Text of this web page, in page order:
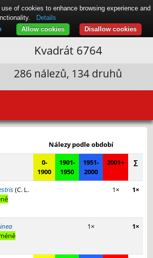
Kvadrát 6764
286 nálezů, 134 druhů
Leaflet|© Seznam.cz a.s. a další
Nálezy podle období
0-
1900
1901-
1950
1951-
2000
2001+ ∑
(C. L.
1× 1×
1× 1×
of cookies to enhance browsing experience and
Details
Disallow cookies
Allow cookies